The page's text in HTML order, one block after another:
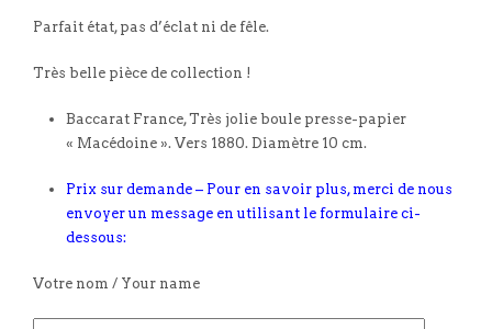
Parfait état, pas d’éclat ni de fêle.
Très belle pièce de collection !
Baccarat France, Très jolie boule presse-papier
« Macédoine ». Vers 1880. Diamètre 10 cm.
Prix sur demande – Pour en savoir plus, merci de nous
envoyer un message en utilisant le formulaire ci-
dessous:
Votre nom / Your name